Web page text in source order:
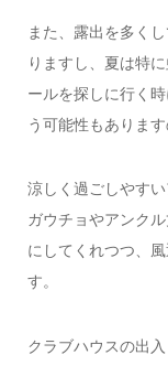
また、露出を多く
りますし、夏は特
ールを探しに行く
う可能性もありま
涼しく過ごしやす
ガウチョやアンク
にしてくれつつ、
す。
クラブハウスの出